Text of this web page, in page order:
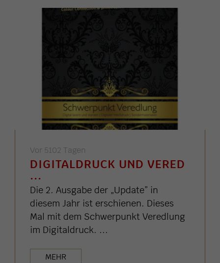
Vor 5102 Tagen
DIGITALDRUCK UND VERED
...
Die 2. Ausgabe der „Update” in
diesem Jahr ist erschienen. Dieses
Mal mit dem Schwerpunkt Veredlung
im Digitaldruck. ...
MEHR